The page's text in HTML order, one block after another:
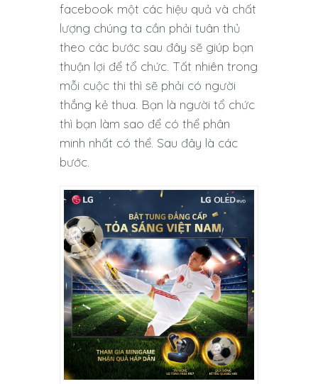
facebook một các hiệu quả và chất
lượng chúng ta cần phải tuân thủ
theo các bước sau đây sẽ giúp bạn
thuận lợi để tổ chức. Tất nhiên trong
mỗi cuộc thi thì sẽ phải có người
thắng kẻ thua. Bạn là người tổ chức
thì bạn làm sao để có thể phân
minh nhất có thể. Sau đây là các
bước.